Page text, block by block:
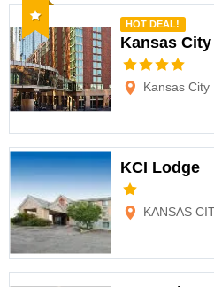
Recomendado
HOT DEAL!
Kansas
Kansas City
KCI Lodge
KANSAS